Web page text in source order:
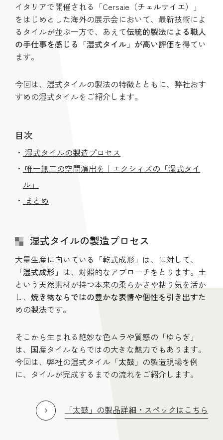
イタリアで開催される「Cersaie（チェルサイエ）」
をはじめとした海外の展示会において、最新技術によ
るタイルが並ぶ一方で、あえて伝統的製法による職人
の手仕事を感じる「湿式タイル」が高い評価を得てい
ます。
今回は、湿式タイルの製法の特徴とともに、弊社おす
すめの湿式タイルをご紹介します。
目次
湿式タイルの製造プロセス
唯一無二の空間演出を｜エクシィズの「湿式タイ
ル」
まとめ
湿式タイルの製造プロセス
大量生産に向いている「乾式成形」は、に対して、
「湿式成形 」は、対照的なアプローチをとります。土
という天然素材が持つ本来の柔らかさや粘り気を活か
し、 焼き物ならではの豊かな表情や個性を引き出すた
めの製法です。
そこから生まれる絶妙な色ムラや質感の「ゆらぎ」
は、国産タイルならではの大きな魅力でもあります。
今回は、弊社の湿式タイル「太鼓 」の製造現場を例
に、タイルが完成するまでの流れをご紹介します。
「太鼓」の製品詳細・スペックはこちら